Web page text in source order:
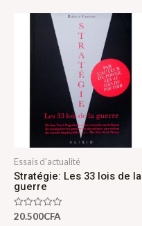
Essais d'actualité
Stratégie: Les 33 lois de la
guerre
Note
0
20.500CFA